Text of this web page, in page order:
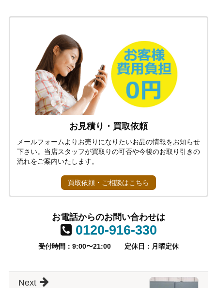
お見積り・買取依頼
メールフォームよりお売りになりたいお品の情報をお知らせ
下さい。当店スタッフが買取りの可否や今後のお取り引きの
流れをご案内いたします。
買取依頼・ご相談はこちら
お電話からのお問い合わせは
0120-916-330
受付時間：9:00〜21:00 定休日：月曜定休
Next